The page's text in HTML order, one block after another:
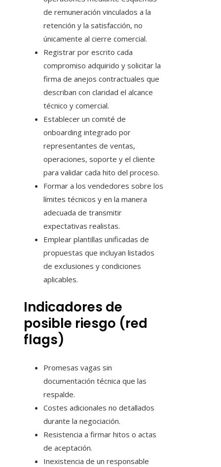
de remuneración vinculados a la
retención y la satisfacción, no
únicamente al cierre comercial.
Registrar por escrito cada
compromiso adquirido y solicitar la
firma de anejos contractuales que
describan con claridad el alcance
técnico y comercial.
Establecer un comité de
onboarding integrado por
representantes de ventas,
operaciones, soporte y el cliente
para validar cada hito del proceso.
Formar a los vendedores sobre los
límites técnicos y en la manera
adecuada de transmitir
expectativas realistas.
Emplear plantillas unificadas de
propuestas que incluyan listados
de exclusiones y condiciones
aplicables.
Indicadores de
posible riesgo (red
flags)
Promesas vagas sin
documentación técnica que las
respalde.
Costes adicionales no detallados
durante la negociación.
Resistencia a firmar hitos o actas
de aceptación.
Inexistencia de un responsable